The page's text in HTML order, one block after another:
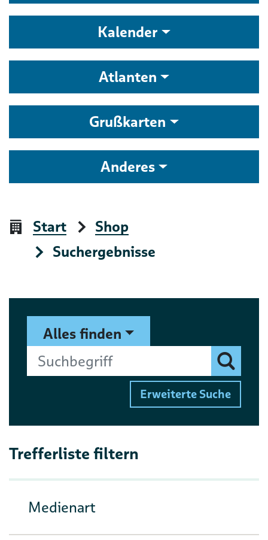
Kalender
Atlanten
Grußkarten
Anderes
Start
Shop
Suchergebnisse
Suchformular
Alles finden
Suchbegriff
Finden
Erweiterte Suche
Trefferliste filtern
Medienart